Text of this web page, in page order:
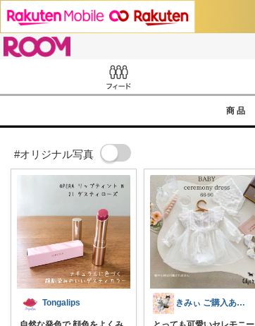
商品
#オリジナル写真
Tongalips きみぃ ご購入ありがとうございます♪